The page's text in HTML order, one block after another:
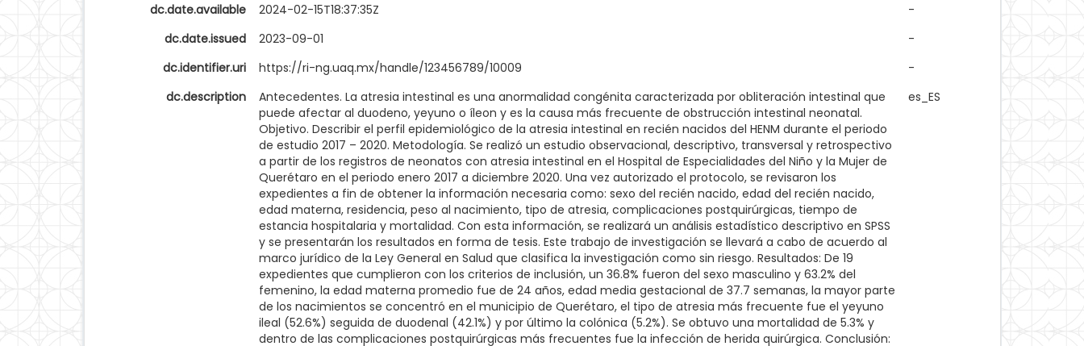
dc.date.available
2024-02-15T18:37:35Z
-
dc.date.issued
2023-09-01
-
dc.identifier.uri
https://ri-ng.uaq.mx/handle/123456789/10009
-
dc.description
Antecedentes. La atresia intestinal es una anormalidad congénita caracterizada por obliteración intestinal que
puede afectar al duodeno, yeyuno o íleon y es la causa más frecuente de obstrucción intestinal neonatal.
Objetivo. Describir el perfil epidemiológico de la atresia intestinal en recién nacidos del HENM durante el periodo
de estudio 2017 – 2020. Metodología. Se realizó un estudio observacional, descriptivo, transversal y retrospectivo
a partir de los registros de neonatos con atresia intestinal en el Hospital de Especialidades del Niño y la Mujer de
Querétaro en el periodo enero 2017 a diciembre 2020. Una vez autorizado el protocolo, se revisaron los
expedientes a fin de obtener la información necesaria como: sexo del recién nacido, edad del recién nacido,
edad materna, residencia, peso al nacimiento, tipo de atresia, complicaciones postquirúrgicas, tiempo de
estancia hospitalaria y mortalidad. Con esta información, se realizará un análisis estadístico descriptivo en SPSS
y se presentarán los resultados en forma de tesis. Este trabajo de investigación se llevará a cabo de acuerdo al
marco jurídico de la Ley General en Salud que clasifica la investigación como sin riesgo. Resultados: De 19
expedientes que cumplieron con los criterios de inclusión, un 36.8% fueron del sexo masculino y 63.2% del
femenino, la edad materna promedio fue de 24 años, edad media gestacional de 37.7 semanas, la mayor parte
de los nacimientos se concentró en el municipio de Querétaro, el tipo de atresia más frecuente fue el yeyuno
ileal (52.6%) seguida de duodenal (42.1%) y por último la colónica (5.2%). Se obtuvo una mortalidad de 5.3% y
dentro de las complicaciones postquirúrgicas más frecuentes fue la infección de herida quirúrgica. Conclusión:
es_ES